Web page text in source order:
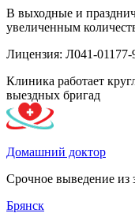
В выходные и
увеличенным
Лицензия: Л041-01177-
Клиника работает
выездных бригад
Домашний доктор
Срочное выведение из
Брянск